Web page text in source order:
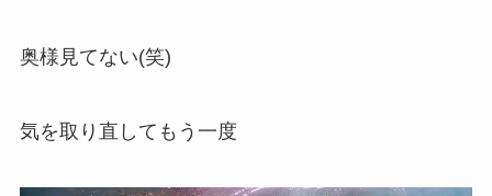
奥様見てない(笑)
気を取り直してもう一度